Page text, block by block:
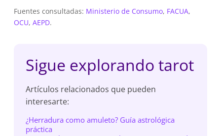
Fuentes consultadas: Ministerio de Consumo, FACUA,
OCU,AEPD.
Sigue explorando tarot
Artículos relacionados que pueden
interesarte:
¿Herradura como amuleto? Guía astrológica
práctica